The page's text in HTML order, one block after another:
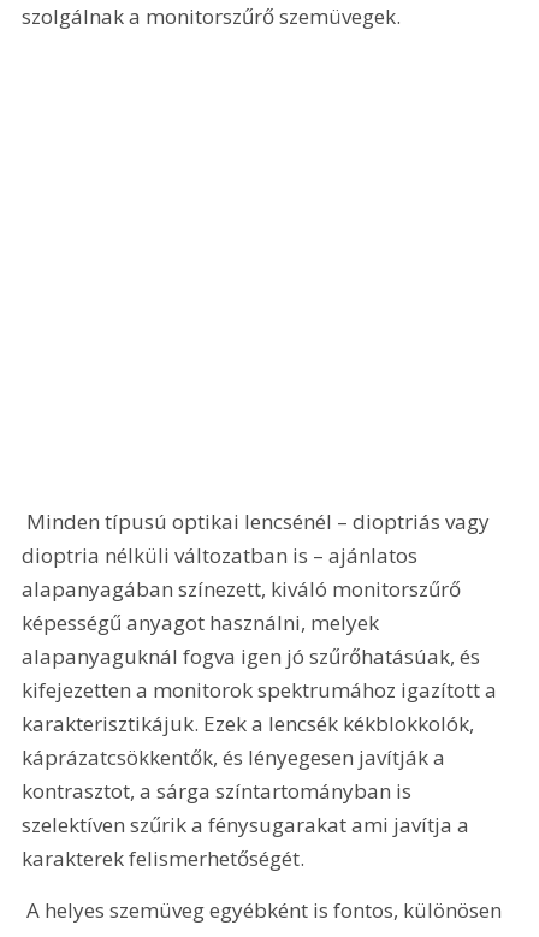
szolgálnak a monitorszűrő szemüvegek.
dioptria nélküli változatban is – ajánlatos
alapanyagában színezett, kiváló monitorszűrő
képességű anyagot használni, melyek
alapanyaguknál fogva igen jó szűrőhatásúak, és
kifejezetten a monitorok spektrumához igazított a
karakterisztikájuk. Ezek a lencsék kékblokkolók,
káprázatcsökkentők, és lényegesen javítják a
kontrasztot, a sárga színtartományban is
szelektíven szűrik a fénysugarakat ami javítja a
karakterek felismerhetőségét.
A helyes szemüveg egyébként is fontos, különösen